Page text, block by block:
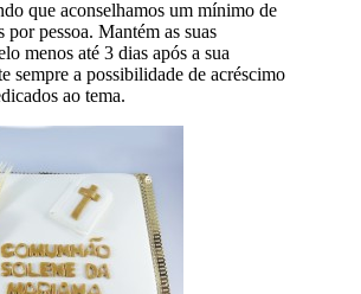
que aconselhamos um mínimo de
por pessoa. Mantém as suas
menos até 3 dias após a sua
sempre a possibilidade de acréscimo
ao tema.